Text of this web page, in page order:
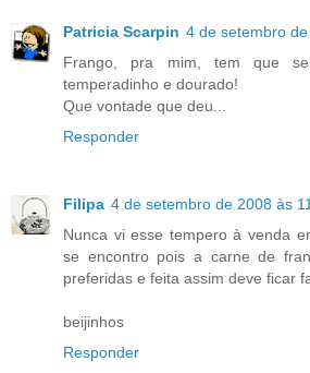
Patricia Scarpin 4 de setembro
Frango, pra mim, tem que
temperadinho e dourado!
Que vontade que deu...
Responder
Filipa 4 de setembro de 2008 às
Nunca vi esse tempero à venda
se encontro pois a carne de
preferidas e feita assim deve ficar
beijinhos
Responder